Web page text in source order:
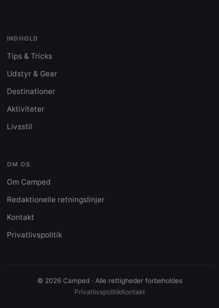
INDHOLD
Tips & Tricks
Udstyr & Gear
Destinationer
Aktiviteter
Livsstil
OM OS
Om Camped
Redaktionelle retningslinjer
Kontakt
Privatlivspolitik
© 2026 Camped · Alle rettigheder forbeholdes
PrivatlivspolitikKontakt